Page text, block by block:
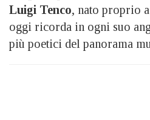
Luigi Tenco, nato proprio
oggi ricorda in ogni suo
più poetici del panorama